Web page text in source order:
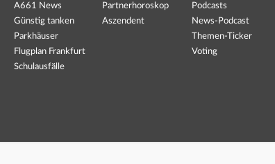
A661 News
Günstig tanken
Parkhäuser
Flugplan Frankfurt
Schulausfälle
Partnerhoroskop
Aszendent
Podcasts
News-Podcast
Themen-Ticker
Voting